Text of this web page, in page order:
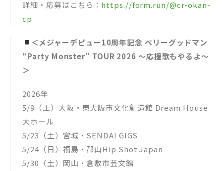
詳細・応募はこちら： https://form.run/@cr-okan-
cp
＜メジャーデビュー10周年記念 ベリーグッドマン
“Party Monster” TOUR 2026 〜応援歌もやるよ〜
＞
2026年
5/9（土）大阪・東大阪市文化創造館 Dream House
大ホール
5/23（土）宮城・SENDAI GIGS
5/24（日）福島・郡山Hip Shot Japan
5/30（土）岡山・倉敷市芸文館